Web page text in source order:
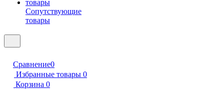
Сопутствующие
товары
Сравнение0
Избранные товары 0
Корзина 0